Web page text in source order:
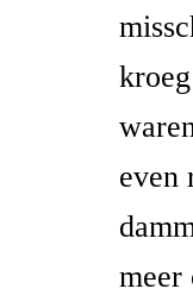
even
meer